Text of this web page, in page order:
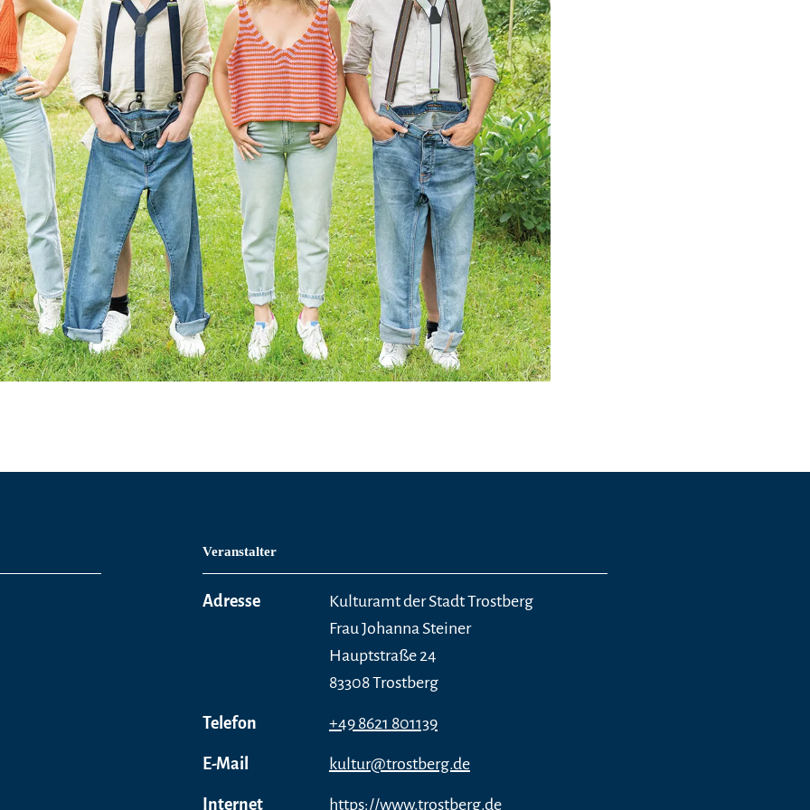
Veranstalter
Adresse
Kulturamt der Stadt Trostberg
Frau Johanna Steiner
Hauptstraße 24
83308 Trostberg
Telefon +49 8621 801139
E-Mail kultur@trostberg.de
Internet https://www.trostberg.de